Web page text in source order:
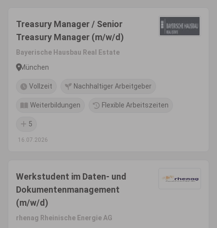
Treasury Manager / Senior
Treasury Manager (m/w/d)
Bayerische Hausbau Real Estate
München
Vollzeit Nachhaltiger Arbeitgeber
Weiterbildungen Flexible Arbeitszeiten
5
16.07.2026
Werkstudent im Daten- und
Dokumentenmanagement
(m/w/d)
rhenag Rheinische Energie AG